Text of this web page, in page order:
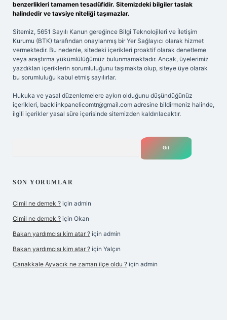
benzerlikleri tamamen tesadüfidir. Sitemizdeki bilgiler taslak
halindedir ve tavsiye niteliği taşımazlar.
Sitemiz, 5651 Sayılı Kanun gereğince Bilgi Teknolojileri ve İletişim
Kurumu (BTK) tarafından onaylanmış bir Yer Sağlayıcı olarak hizmet
vermektedir. Bu nedenle, sitedeki içerikleri proaktif olarak denetleme
veya araştırma yükümlülüğümüz bulunmamaktadır. Ancak, üyelerimiz
yazdıkları içeriklerin sorumluluğunu taşımakta olup, siteye üye olarak
bu sorumluluğu kabul etmiş sayılırlar.
Hukuka ve yasal düzenlemelere aykırı olduğunu düşündüğünüz
içerikleri, backlinkpanelicomtr@gmail.com adresine bildirmeniz halinde,
ilgili içerikler yasal süre içerisinde sitemizden kaldırılacaktır.
SON YORUMLAR
Cimil ne demek ? için admin
Cimil ne demek ? için Okan
Bakan yardımcısı kim atar ? için admin
Bakan yardımcısı kim atar ? için Yalçın
Çanakkale Ayvacık ne zaman ilçe oldu ? için admin